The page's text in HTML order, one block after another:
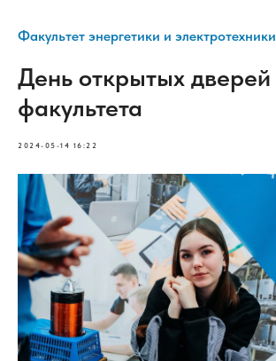
Факультет энергетики и электротехники
День открытых дверей
факультета
2024-05-14 16:22